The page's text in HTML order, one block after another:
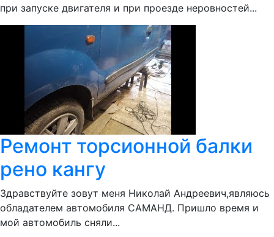
при запуске двигателя и при проезде неровностей...
Ремонт торсионной балки
рено кангу
Здравствуйте зовут меня Николай Андреевич,являюсь
обладателем автомобиля САМАНД. Пришло время и
мой автомобиль сняли...